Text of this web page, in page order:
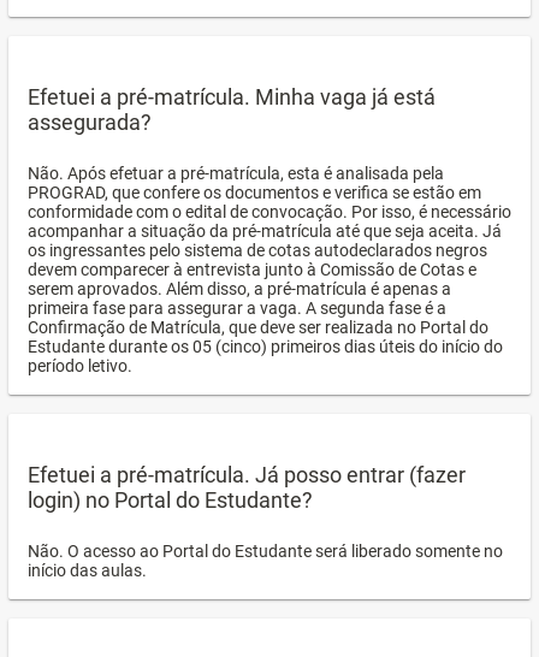
Efetuei a pré-matrícula. Minha vaga já está
assegurada?
Não. Após efetuar a pré-matrícula, esta é analisada pela
PROGRAD, que confere os documentos e verifica se estão em
conformidade com o edital de convocação. Por isso, é necessário
acompanhar a situação da pré-matrícula até que seja aceita. Já
os ingressantes pelo sistema de cotas autodeclarados negros
devem comparecer à entrevista junto à Comissão de Cotas e
serem aprovados. Além disso, a pré-matrícula é apenas a
primeira fase para assegurar a vaga. A segunda fase é a
Confirmação de Matrícula, que deve ser realizada no Portal do
Estudante durante os 05 (cinco) primeiros dias úteis do início do
período letivo.
Efetuei a pré-matrícula. Já posso entrar (fazer
login) no Portal do Estudante?
Não. O acesso ao Portal do Estudante será liberado somente no
início das aulas.